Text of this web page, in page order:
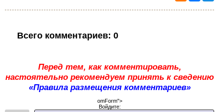
Всего комментариев: 0
Перед тем, как комментировать,
настоятельно рекомендуем принять к сведению
«Правила размещения комментариев»
omForm">
Войдите: